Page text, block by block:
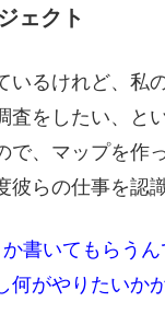
ェクト
いるけれど、私
査をしたい、と
で、マップを作
彼らの仕事を認
書いてもらう
何がやりたいか